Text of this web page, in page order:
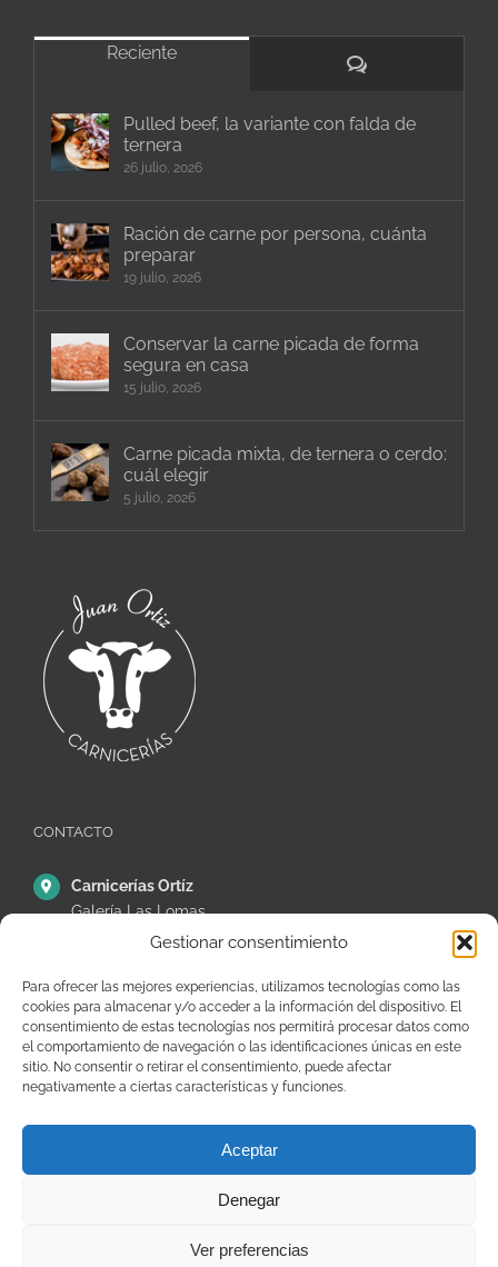
Gestionar consentimiento
Para ofrecer las mejores experiencias, utilizamos tecnologías como las
cookies para almacenar y/o acceder a la información del dispositivo. El
consentimiento de estas tecnologías nos permitirá procesar datos como
el comportamiento de navegación o las identificaciones únicas en este
sitio. No consentir o retirar el consentimiento, puede afectar
negativamente a ciertas características y funciones.
Aceptar
Denegar
Ver preferencias
Reciente
Comentarios
Pulled beef, la variante con falda de
ternera
26 julio, 2026
Ración de carne por persona, cuánta
preparar
19 julio, 2026
Conservar la carne picada de forma
segura en casa
15 julio, 2026
Carne picada mixta, de ternera o cerdo:
cuál elegir
5 julio, 2026
CONTACTO
Carnicerías Ortíz
Galería Las Lomas
Puestos 14,15 y 16
28935 – Madrid – España
+34 91 646 26 97
pedidos@carniceriasjuanortiz.com
Copyright © Carnicerías Ortíz |Información